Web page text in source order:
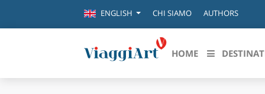
ENGLISH CHI SIAMO AUTHORS
HOME